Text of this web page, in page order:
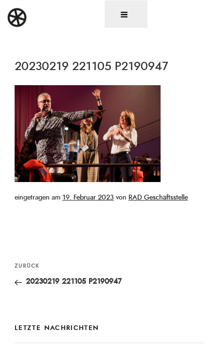
Inhalt
springen
20230219 221105 P2190947
eingetragen am Veröffentlicht
19. Februar 2023 von RAD Geschäftsstelle
Beitragsnavigation
Vorheriger
Beitrag
ZURÜCK
20230219 221105 P2190947
LETZTE NACHRICHTEN